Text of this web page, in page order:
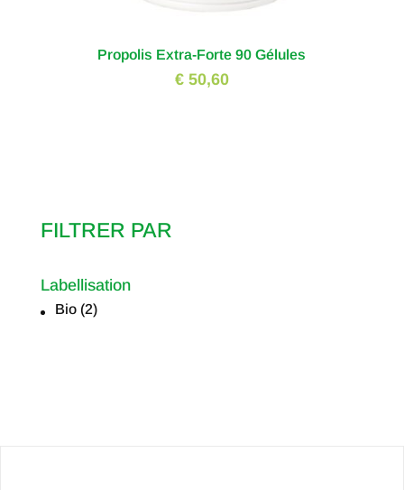
Propolis Extra-Forte 90 Gélules
€ 50,60
FILTRER PAR
Labellisation
Labellisation
Bio (2)